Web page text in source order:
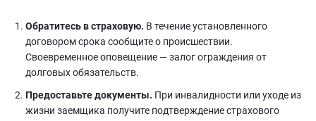
Обратитесь в страховую. В течение установленного
договором срока сообщите о происшествии.
Своевременное оповещение — залог ограждения от
долговых обязательств.
Предоставьте документы. При инвалидности или уходе из
жизни заемщика получите подтверждение страхового